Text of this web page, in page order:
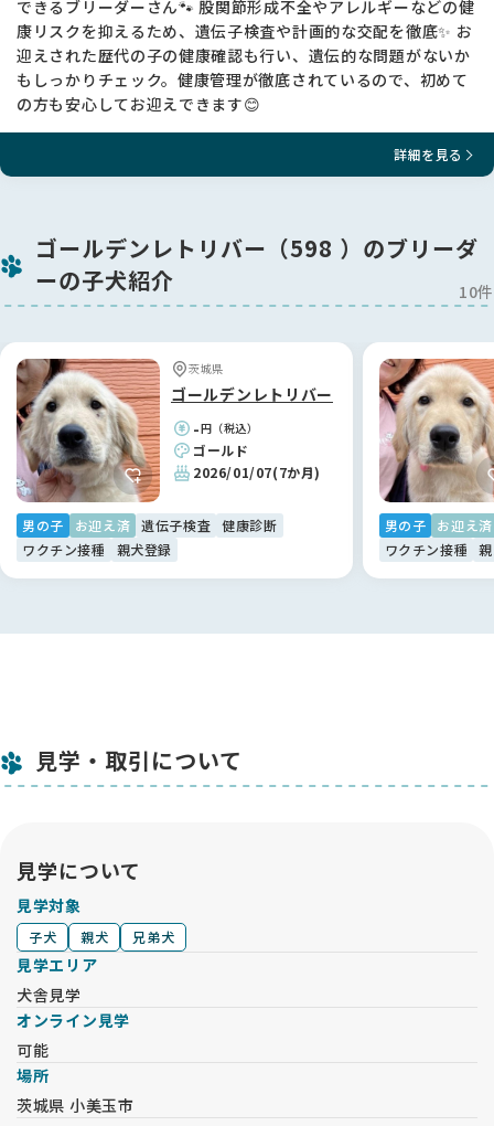
★手術が必要になった場合の治療費は片足50万円以上と高額に
なります。ペット保険などの加入をご検討ください。
★生後2か月の頃は股関節に異常があるか判断をすることが出
来ません。大変申し訳ありませんが、股関節形成不全に対して
保証はしておりません。
★成長期の生後4か月～5か月に歩行の違和感がありましたら、
整形外科専門医の診察をお勧めします。骨頭や臼蓋（きゅうが
い）を人工物にしなくてもよい治療法があります。
------
【単一遺伝子疾患検査について】
★両親の遺伝子検査の結果から、子犬は下記の11項目に於い
（検査機関：オリベット
https://orivet.jp/%e3%81%8b%e8%a1%8c/）
神経セロイドリポフスチン症 NCL（CL症）（ゴールデンレトリ
バー系）
先天性眼奇形（ゴールデンレトリバー）
変性ミエロパチー/変性性脊髄症 栄養障害性表皮水疱症（ゴー
ルデンレトリバー系）
汎進行性網膜萎縮症 PRA 1 （ゴールデンレトリバー系）
汎進行性網膜萎縮症 PRA 2 （ゴールデンレトリバー系）
骨格形成異常／骨異形成症２(中程度不均衡型小犬症)
★★★ご見学 ★★★
・水～金は13：30、土日は10：30、13：30のいずれかでご予
・それ以外の時間は成犬・子犬のお世話やケアの時間になって
いますので時間内のご見学にご協力ください。
・販売中の子犬と両親は全てご見学頂けます。引退、ケガ等で
ご覧いただけないことが稀にあります。
・掲載中の子犬の中でどの子にするか悩まれているようでした
ら、お問い合わせの際にその旨ご記載ください。
・お日にちと時間帯をお知らせください。電話でのやり取りを
ご希望の場合はその旨をお知らせください。
・衛生面からペットショップや他犬舎を見学したお客様は日を
改めてお越しください。
★★★お問い合わせの際のお願い★★★
できるブリーダーさん🐾 股関節形成不全やアレルギーなどの健
康リスクを抑えるため、遺伝子検査や計画的な交配を徹底✨ お
迎えされた歴代の子の健康確認も行い、遺伝的な問題がないか
もしっかりチェック。健康管理が徹底されているので、初めて
の方も安心してお迎えできます😊
詳細を見る
ゴールデンレトリバー（598 ）のブリーダ
ーの子犬紹介
10件
茨城県
ゴールデンレトリバー
-円（税込）
ゴールド
2026/01/07(7か月)
男の子 お迎え済 遺伝子検査
健康診断
ワクチン接種
親犬登録
男の子
お迎え済
ワクチン接種
見学・取引について
見学について
見学対象
子犬 親犬 兄弟犬
見学エリア
犬舎見学
オンライン見学
可能
場所
茨城県 小美玉市